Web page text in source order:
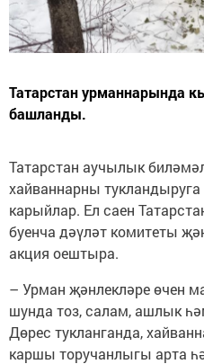
Татарстан урманнарында
башланды.
Татарстан аучылык
хайваннарны
карыйлар. Ел саен
буенча дәүләт комитеты
акция оештыра.
– Урман җәнлекләре өчен
шунда тоз, салам, ашлык
Дөрес тукланганда,
каршы торучанлыгы арта